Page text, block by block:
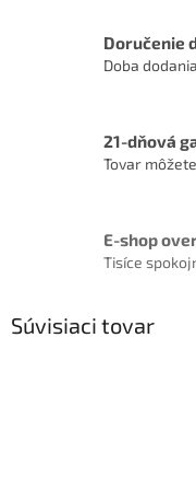
Doručenie
Doba
21-dňová
Tovar
E-shop
Tisíce
Súvisiaci tovar